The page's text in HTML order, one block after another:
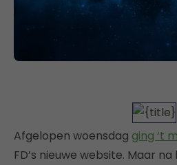
Afgelopen woensdag ging ‘t
FD’s nieuwe website. Maar